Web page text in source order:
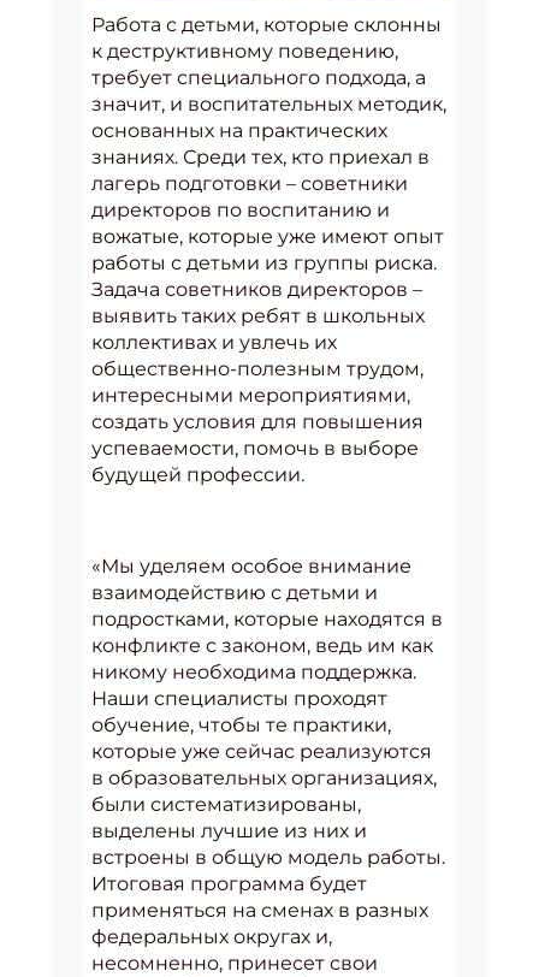
Работа с детьми, которые склонны
к деструктивному поведению,
требует специального подхода, а
значит, и воспитательных методик,
основанных на практических
знаниях. Среди тех, кто приехал в
лагерь подготовки – советники
директоров по воспитанию и
вожатые, которые уже имеют опыт
работы с детьми из группы риска.
Задача советников директоров –
выявить таких ребят в школьных
коллективах и увлечь их
общественно-полезным трудом,
интересными мероприятиями,
создать условия для повышения
успеваемости, помочь в выборе
будущей профессии.
«Мы уделяем особое внимание
взаимодействию с детьми и
подростками, которые находятся в
конфликте с законом, ведь им как
никому необходима поддержка.
Наши специалисты проходят
обучение, чтобы те практики,
которые уже сейчас реализуются
в образовательных организациях,
были систематизированы,
выделены лучшие из них и
встроены в общую модель работы.
Итоговая программа будет
применяться на сменах в разных
федеральных округах и,
несомненно, принесет свои